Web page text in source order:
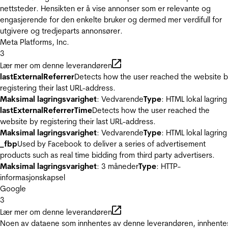
nettsteder. Hensikten er å vise annonser som er relevante og
engasjerende for den enkelte bruker og dermed mer verdifull for
utgivere og tredjeparts annonsører.
Meta Platforms, Inc.
3
Lær mer om denne leverandøren
lastExternalReferrerDetects how the user reached the website
registering their last URL-address.
Maksimal lagringsvarighet: VedvarendeType: HTML lokal lagring
lastExternalReferrerTimeDetects how the user reached the
website by registering their last URL-address.
Maksimal lagringsvarighet: VedvarendeType: HTML lokal lagring
_fbpUsed by Facebook to deliver a series of advertisement
products such as real time bidding from third party advertisers.
Maksimal lagringsvarighet: 3 månederType: HTTP-
informasjonskapsel
Google
3
Lær mer om denne leverandøren
Noen av dataene som innhentes av denne leverandøren,